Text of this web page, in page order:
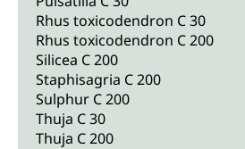
Rhus toxicodendron C 30
Rhus toxicodendron C 200
Silicea C 200
Staphisagria C 200
Sulphur C 200
Thuja C 30
Thuja C 200